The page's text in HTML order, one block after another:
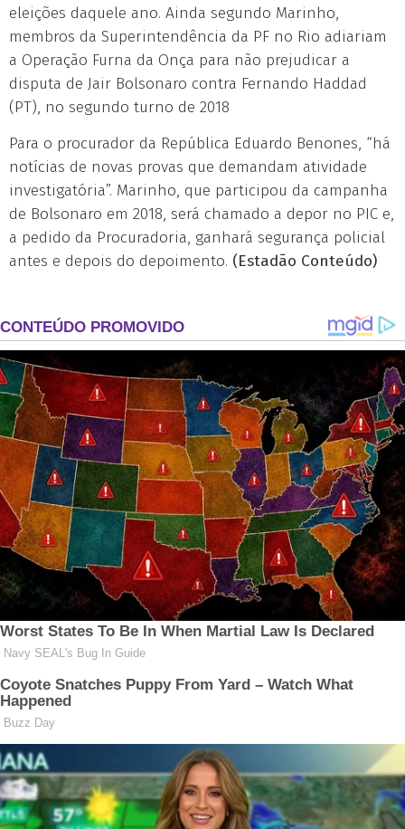
eleições daquele ano. Ainda segundo Marinho,
membros da Superintendência da PF no Rio adiariam
a Operação Furna da Onça para não prejudicar a
disputa de Jair Bolsonaro contra Fernando Haddad
(PT), no segundo turno de 2018
Para o procurador da República Eduardo Benones, “há
notícias de novas provas que demandam atividade
investigatória”. Marinho, que participou da campanha
de Bolsonaro em 2018, será chamado a depor no PIC e,
a pedido da Procuradoria, ganhará segurança policial
antes e depois do depoimento. (Estadão Conteúdo)